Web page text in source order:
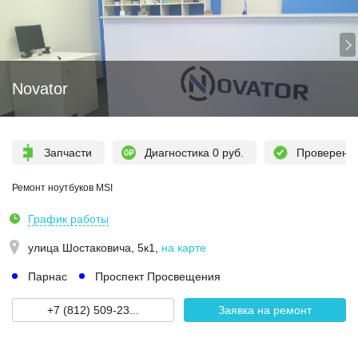
Novator
Запчасти Диагностика 0 руб. Проверен
Ремонт ноутбуков MSI
График работы
улица Шостаковича, 5к1 на карте
Парнас Проспект Просвещения
+7 (812) 509-23... Заявка на ремонт